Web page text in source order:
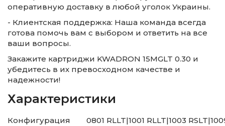
оперативную доставку в любой уголок Украины.
- Клиентская поддержка: Наша команда всегда
готова помочь вам с выбором и ответить на все
ваши вопросы.
Закажите картриджи KWADRON 15MGLT 0.30 и
убедитесь в их превосходном качестве и
надежности!
Характеристики
Конфигурация 0801 RLLT|1001 RLLT|1003